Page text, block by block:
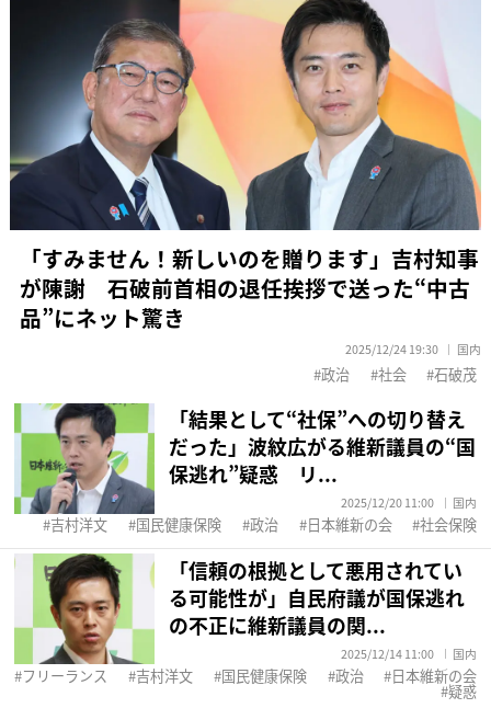
「すみません！新しいのを贈ります」吉村知事
が陳謝 石破前首相の退任挨拶で送った“中古
品”にネット驚き
2025/12/24 19:30 国内
政治 社会 石破茂
「結果として“社保”への切り替え
だった」波紋広がる維新議員の“国
保逃れ”疑惑 リ...
2025/12/20 11:00 国内
吉村洋文 国民健康保険 政治 日本維新の会 社会保険
「信頼の根拠として悪用されてい
る可能性が」自民府議が国保逃れ
の不正に維新議員の関...
2025/12/14 11:00 国内
フリーランス 吉村洋文 国民健康保険 政治 日本維新の会
疑惑